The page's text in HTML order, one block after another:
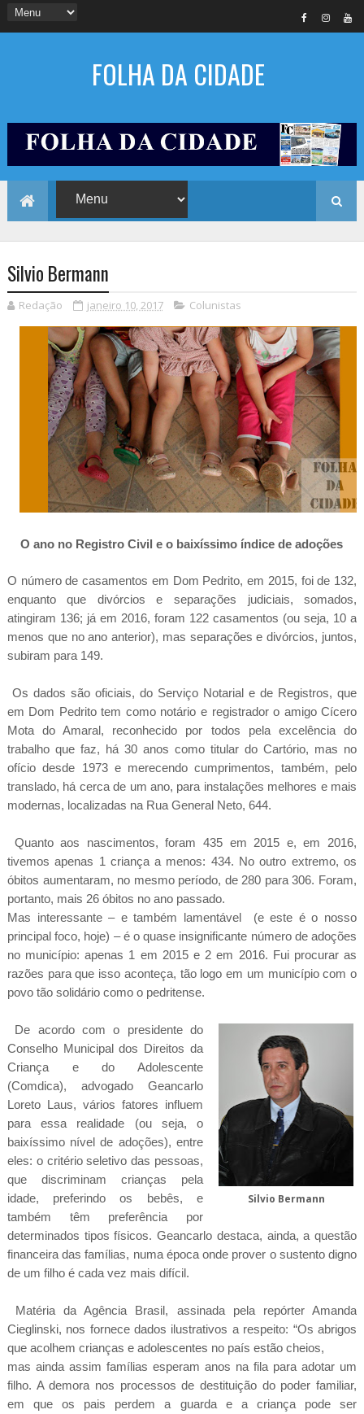
FOLHA DA CIDADE
Silvio Bermann
Redação janeiro 10, 2017 Colunistas
O ano no Registro Civil e o baixíssimo índice de adoções
O número de casamentos em Dom Pedrito, em 2015, foi de 132,
enquanto que divórcios e separações judiciais, somados,
atingiram 136; já em 2016, foram 122 casamentos (ou seja, 10 a
menos que no ano anterior), mas separações e divórcios, juntos,
subiram para 149.
Os dados são oficiais, do Serviço Notarial e de Registros, que
em Dom Pedrito tem como notário e registrador o amigo Cícero
Mota do Amaral, reconhecido por todos pela excelência do
trabalho que faz, há 30 anos como titular do Cartório, mas no
ofício desde 1973 e merecendo cumprimentos, também, pelo
translado, há cerca de um ano, para instalações melhores e mais
modernas, localizadas na Rua General Neto, 644.
Quanto aos nascimentos, foram 435 em 2015 e, em 2016,
tivemos apenas 1 criança a menos: 434. No outro extremo, os
óbitos aumentaram, no mesmo período, de 280 para 306. Foram,
portanto, mais 26 óbitos no ano passado.
Mas interessante – e também lamentável (e este é o nosso
principal foco, hoje) – é o quase insignificante número de adoções
no município: apenas 1 em 2015 e 2 em 2016. Fui procurar as
razões para que isso aconteça, tão logo em um município com o
povo tão solidário como o pedritense.
Silvio Bermann
De acordo com o presidente do
Conselho Municipal dos Direitos da
Criança e do Adolescente
(Comdica), advogado Geancarlo
Loreto Laus, vários fatores influem
para essa realidade (ou seja, o
baixíssimo nível de adoções), entre
eles: o critério seletivo das pessoas,
que discriminam crianças pela
idade, preferindo os bebês, e
também têm preferência por
determinados tipos físicos. Geancarlo destaca, ainda, a questão
financeira das famílias, numa época onde prover o sustento digno
de um filho é cada vez mais difícil.
Matéria da Agência Brasil, assinada pela repórter Amanda
Cieglinski, nos fornece dados ilustrativos a respeito: “Os abrigos
que acolhem crianças e adolescentes no país estão cheios,
mas ainda assim famílias esperam anos na fila para adotar um
filho. A demora nos processos de destituição do poder familiar,
em que os pais perdem a guarda e a criança pode ser